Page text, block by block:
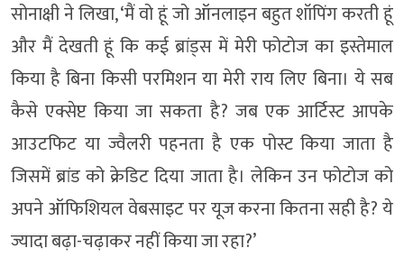
सोनाक्षी ने लिखा, ‘मैं वो हूं जो ऑनलाइन बहुत शॉपिंग करती हूं
और मैं देखती हूं कि कई ब्रांड्स में मेरी फोटोज का इस्तेमाल
किया है बिना किसी परमिशन या मेरी राय लिए बिना। ये सब
कैसे एक्सेप्ट किया जा सकता है? जब एक आर्टिस्ट आपके
आउटफिट या ज्वैलरी पहनता है एक पोस्ट किया जाता है
जिसमें ब्रांड को क्रेडिट दिया जाता है। लेकिन उन फोटोज को
अपने ऑफिशियल वेबसाइट पर यूज करना कितना सही है? ये
ज्यादा बढ़ा-चढ़ाकर नहीं किया जा रहा?’